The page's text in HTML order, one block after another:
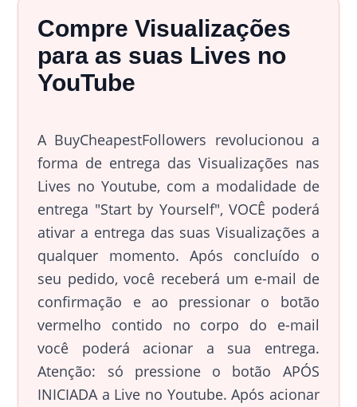
Compre Visualizações
para as suas Lives no
YouTube
A BuyCheapestFollowers revolucionou a
forma de entrega das Visualizações nas
Lives no Youtube, com a modalidade de
entrega "Start by Yourself", VOCÊ poderá
ativar a entrega das suas Visualizações a
qualquer momento. Após concluído o
seu pedido, você receberá um e-mail de
confirmação e ao pressionar o botão
vermelho contido no corpo do e-mail
você poderá acionar a sua entrega.
Atenção: só pressione o botão APÓS
INICIADA a Live no Youtube. Após acionar